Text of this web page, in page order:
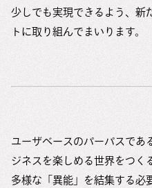
少しでも実現できるよう、新
トに取り組んでまいります。
ユーザベースのパーパスであ
ジネスを楽しめる世界をつく
多様な「異能」を結集する必